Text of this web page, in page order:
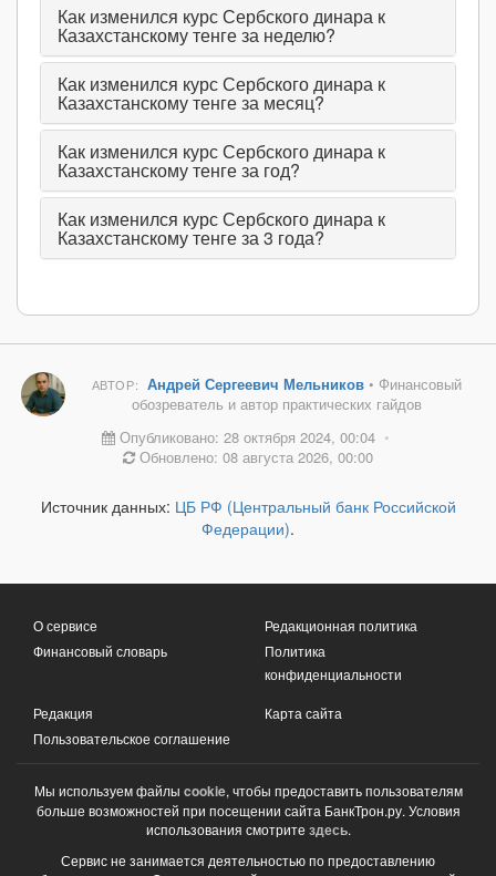
Как изменился курс Сербского динара к
Казахстанскому тенге за неделю?
Как изменился курс Сербского динара к
Казахстанскому тенге за месяц?
Как изменился курс Сербского динара к
Казахстанскому тенге за год?
Как изменился курс Сербского динара к
Казахстанскому тенге за 3 года?
АВТОР: Андрей Сергеевич Мельников• Финансовый
обозреватель и автор практических гайдов
Опубликовано: 28 октября 2024, 00:04 •
Обновлено: 08 августа 2026, 00:00
Источник данных: ЦБ РФ (Центральный банк Российской
Федерации).
О сервисе
Финансовый словарь
Редакционная политика
Политика
конфиденциальности
Редакция
Пользовательское соглашение
Карта сайта
Мы используем файлы cookie, чтобы предоставить пользователям
больше возможностей при посещении сайта БанкТрон.ру. Условия
использования смотрите здесь.
Сервис не занимается деятельностью по предоставлению